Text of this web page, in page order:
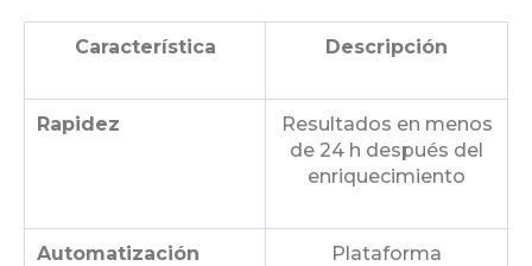
Característica Descripción
Rapidez
Resultados en menos
de 24 h después del
enriquecimiento
Automatización
Plataforma